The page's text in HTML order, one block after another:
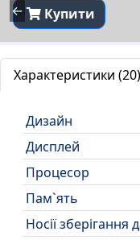
← Купити
Характеристики (20)
Дизайн
Дисплей
Процесор
Пам`ять
Носії зберігання